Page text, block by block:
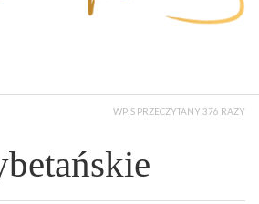
WPIS PRZECZYTANY 376 RAZY